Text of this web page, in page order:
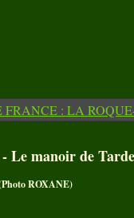
Le manoir de
ROXANE)